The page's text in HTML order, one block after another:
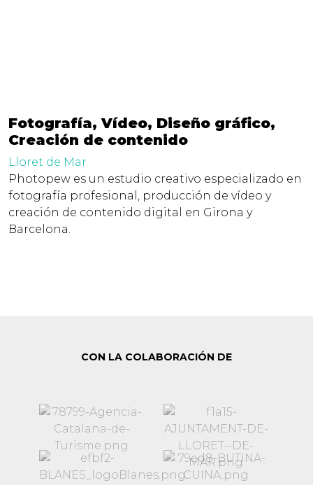
Fotografía, Vídeo, Diseño gráfico,
Creación de contenido
Lloret de Mar
Photopew es un estudio creativo especializado en
fotografía profesional, producción de vídeo y
creación de contenido digital en Girona y
Barcelona.
CON LA COLABORACIÓN DE